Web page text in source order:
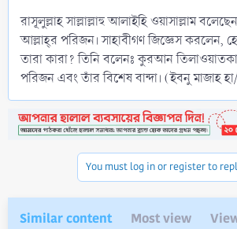
রাসূলুল্লাহ সাল্লাল্লাহু আলাইহি ওয়াসাল্লাম
আল্লাহ্‌র পরিজন। সাহাবীগণ জিজ্ঞেস করলেন,
তারা কারা? তিনি বলেনঃ কুরআন
পরিজন এবং তাঁর বিশেষ বান্দা। (ইবনু মাজাহ
You must log in or register to
Similar content Most view